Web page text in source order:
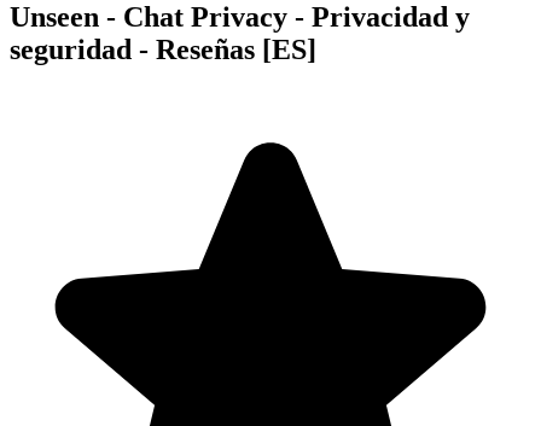
Unseen - Chat Privacy - Privacidad y
seguridad - Reseñas [ES]